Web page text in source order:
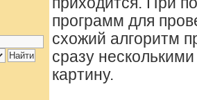
программ для
схожий алгоритм
сразу
картину.